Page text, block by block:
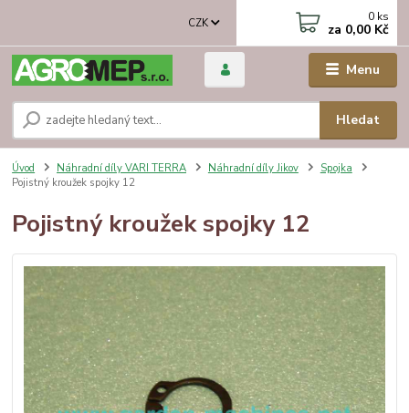
Menu
CZK
Hledat
0 ks
za 0,00 Kč
Úvod Náhradní díly VARI TERRA Náhradní díly Jikov
Spojka
Pojistný kroužek spojky 12
Pojistný kroužek spojky 12